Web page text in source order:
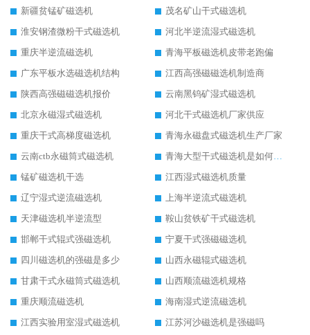
新疆贫锰矿磁选机
茂名矿山干式磁选机
淮安钢渣微粉干式磁选机
河北半逆流湿式磁选机
重庆半逆流磁选机
青海平板磁选机皮带老跑偏
广东平板水选磁选机结构
江西高强磁磁选机制造商
陕西高强磁磁选机报价
云南黑钨矿湿式磁选机
北京永磁湿式磁选机
河北干式磁选机厂家供应
重庆干式高梯度磁选机
青海永磁盘式磁选机生产厂家
云南ctb永磁筒式磁选机
青海大型干式磁选机是如何选矿的
锰矿磁选机干选
江西湿式磁选机质量
辽宁湿式逆流磁选机
上海半逆流式磁选机
天津磁选机半逆流型
鞍山贫铁矿干式磁选机
邯郸干式辊式强磁选机
宁夏干式强磁磁选机
四川磁选机的强磁是多少
山西永磁辊式磁选机
甘肃干式永磁筒式磁选机
山西顺流磁选机规格
重庆顺流磁选机
海南湿式逆流磁选机
江西实验用室湿式磁选机
江苏河沙磁选机是强磁吗